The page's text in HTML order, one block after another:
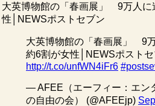
大英博物館の「春画展」 9万人に
性│NEWSポストセブン
大英博物館の「春画展」 9
約6割が女性│NEWSポスト
http://t.co/unfWN4iFr6
— AFEE（エーフィー：エン
の自由の会） (@AFEEjp)